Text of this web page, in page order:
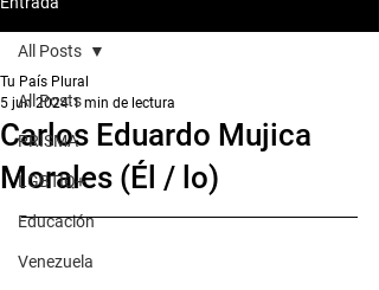
All Posts
PRISMA
LGBTIQ+
Educación
Venezuela
All Posts
Carlos Eduardo Mujica
Morales (Él / lo)
Tu País Plural
5 jun 2024 1 min de lectura